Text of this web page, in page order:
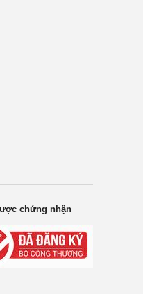
chứng nhận